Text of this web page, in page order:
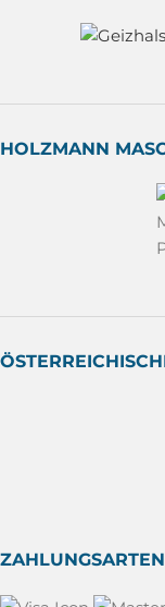
HOLZMANN
ZAHLUNGSARTEN